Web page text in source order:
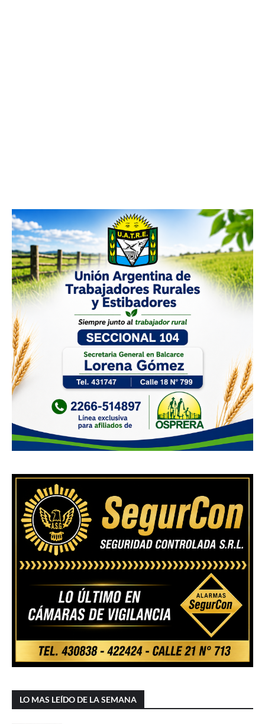
LO MAS LEÍDO DE LA SEMANA